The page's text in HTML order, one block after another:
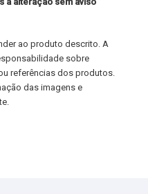
ao produto descrito. A
sobre
referências dos produtos.
das imagens e